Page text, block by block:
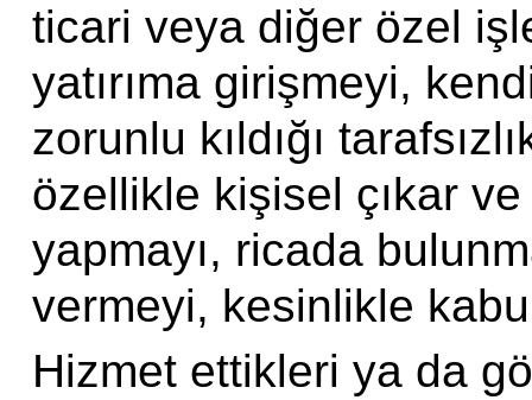
ticari veya diğer özel
yatırıma girişmeyi,
zorunlu kıldığı
özellikle kişisel çıkar ve
yapmayı, ricada
vermeyi, kesinlikle
Hizmet ettikleri yada